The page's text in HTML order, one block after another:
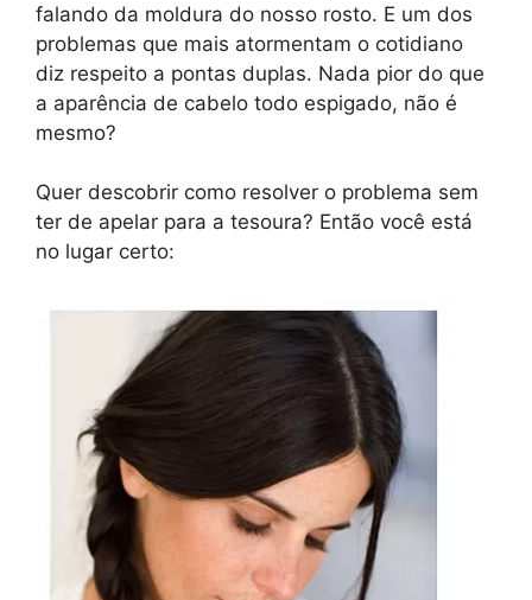
falando da moldura do nosso rosto. E um dos
problemas que mais atormentam o cotidiano
diz respeito a pontas duplas. Nada pior do que
a aparência de cabelo todo espigado, não é
mesmo?
Quer descobrir como resolver o problema sem
ter de apelar para a tesoura? Então você está
no lugar certo: